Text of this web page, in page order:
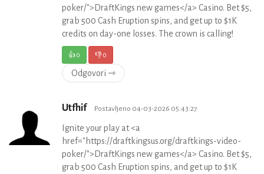
poker/">DraftKings new games</a> Casino. Bet $5,
grab 500 Cash Eruption spins, and get up to $1K
credits on day-one losses. The crown is calling!
👍0 👎0
Odgovori ⇾
Utfhif Postavljeno 04-03-2026 05:43:27
Ignite your play at <a
href="https://draftkingsus.org/draftkings-video-
poker/">DraftKings new games</a> Casino. Bet $5,
grab 500 Cash Eruption spins, and get up to $1K